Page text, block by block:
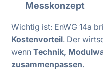
Messkonzept
Wichtig ist: EnWG 14a
Kostenvorteil. Der
wennTechnik,
zusammenpassen.